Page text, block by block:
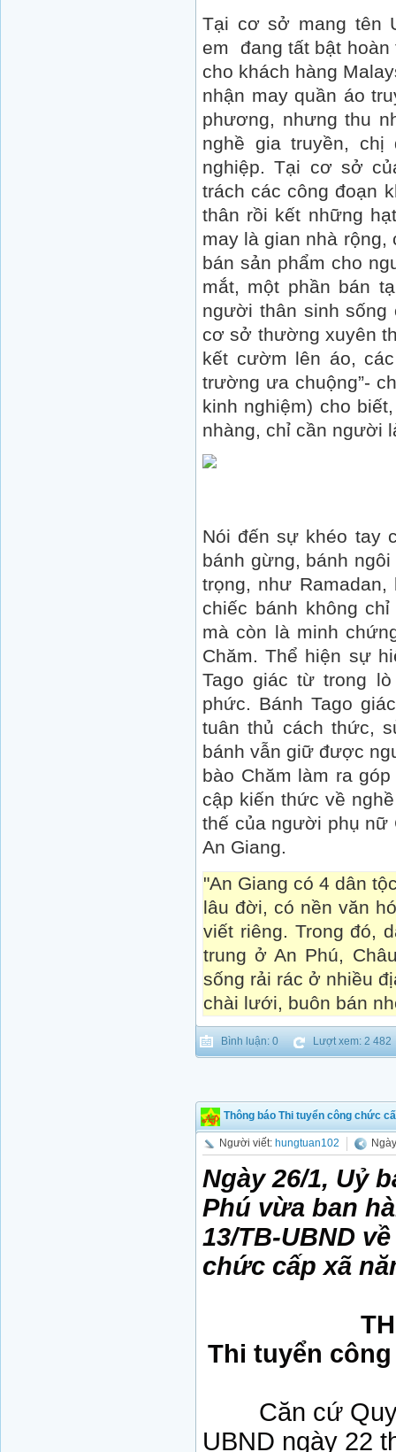
Tại cơ sở mang tên
em đang tất bật hoàn
cho khách hàng
nhận may quần áo
phương, nhưng thu
nghề gia truyền,
nghiệp. Tại cơ sở
trách các công đoạn
thân rồi kết những
may là gian nhà
bán sản phẩm cho
mắt, một phần bán
người thân sinh
cơ sở thường xuyên
kết cườm lên áo,
trường ưa chuộng”-
kinh nghiệm) cho
nhàng, chỉ cần người
Nói đến sự khéo tay
bánh gừng, bánh
trọng, như
chiếc bánh không
mà còn là minh
Chăm. Thể hiện sự
Tago giác từ trong
phức. Bánh Tago
tuân thủ cách thức,
bánh vẫn giữ được
bào Chăm làm ra
cập kiến thức về
thế của người phụ nữ
An Giang.
"An Giang có 4 dân
lâu đời, có nền văn
viết riêng. Trong đó,
trung ở An Phú,
sống rải rác ở nhiều
chài lưới, buôn bán
Bình luận: 0 Lượt xem: 2 482
Thông báo Thi tuyển công chức
Người viết: hungtuan102
Ngày 26/1, Uỷ
Phú vừa ban
13/TB-UBND
chức cấp xã
Thi tuyển
Căn cứ
UBND ngày 22